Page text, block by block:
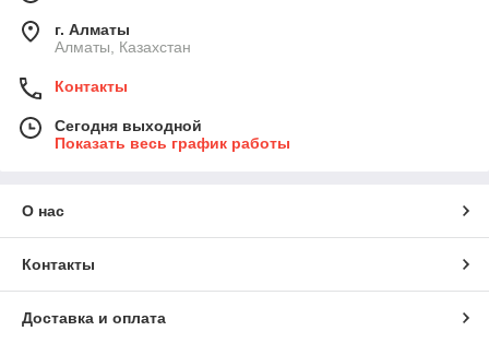
г. Алматы
Алматы, Казахстан
Контакты
Сегодня выходной
Показать весь график работы
О нас
Контакты
Доставка и оплата